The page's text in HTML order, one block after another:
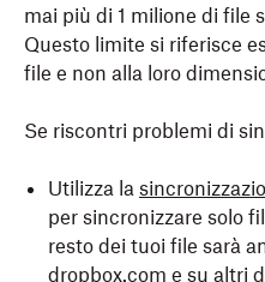
mai più di 1 milione di file
Questo limite si riferisce
file e non alla loro
Se riscontri problemi di
Utilizza la
per sincronizzare solo
resto dei tuoi file sarà
dropbox.com e su altri